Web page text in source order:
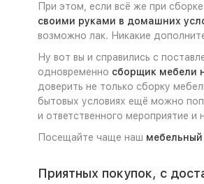
При этом, если всё же при
своими руками в домашних
возможно лак. Никакие
Ну вот вы и справились с
одновременно сборщик мебели
доверить не только сборку
бытовых условиях ещё можно
и ответственного мероприятие и
Посещайте чаще наш
Приятных покупок, с